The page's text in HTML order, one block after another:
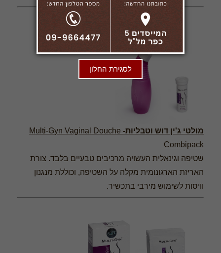
מולטי ג'ין דוש וטבליות- Multi-Gyn Vaginal Douche
Combipack
שטיפה וגינאלית העשויה מרכיבים טבעיים בלבד. צורת
האריזת הארגונומית מקלה על השטיפה, וכוללת מנגנון
וויסות לשימוש מירבי בתכשיר.
לסגירת החלון